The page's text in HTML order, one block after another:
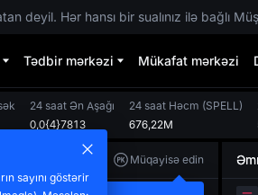
Hər hansı bir sualınız ilə bağlı
Tədbir mərkəzi Mükafat mərkəzi
24 saat Ən Aşağı
0,0{4}7813
24 saat Həcm (SPELL )
676,22M
Müqayisə edin
sayını göstərir